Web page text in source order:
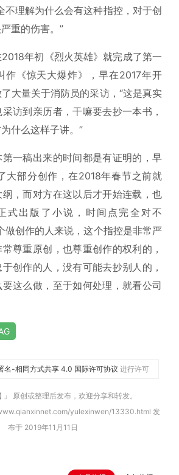
不理解为什么会有这种指控，对于创
重的伤害。”
年初《烈火英雄》就完成了第一
作《惊天大爆炸》，早在2017年开
大量关于消防员的采访，“这是真实
访到亲历者，干嘛要去抄一本书，
什么这样子讲。”
一稿出来的时间都是有证明的，早
大部分创作，在2018年春节之前就
，而对方在这以后才开始连载，也
式出版了小说，时间点完全对不
做创作的人来说，这个指控是非常严
尊重原创，也尊重创作的权利的，
创作的人，没有可能去抄别人的，
这么做，至于如何处理，就看公司
名-相同方式共享 4.0 国际许可协议 进行许可
」 原创或整理后发布，欢迎分享和转发。
yulexinwen/13330.html 发
布于 2019年11月11日